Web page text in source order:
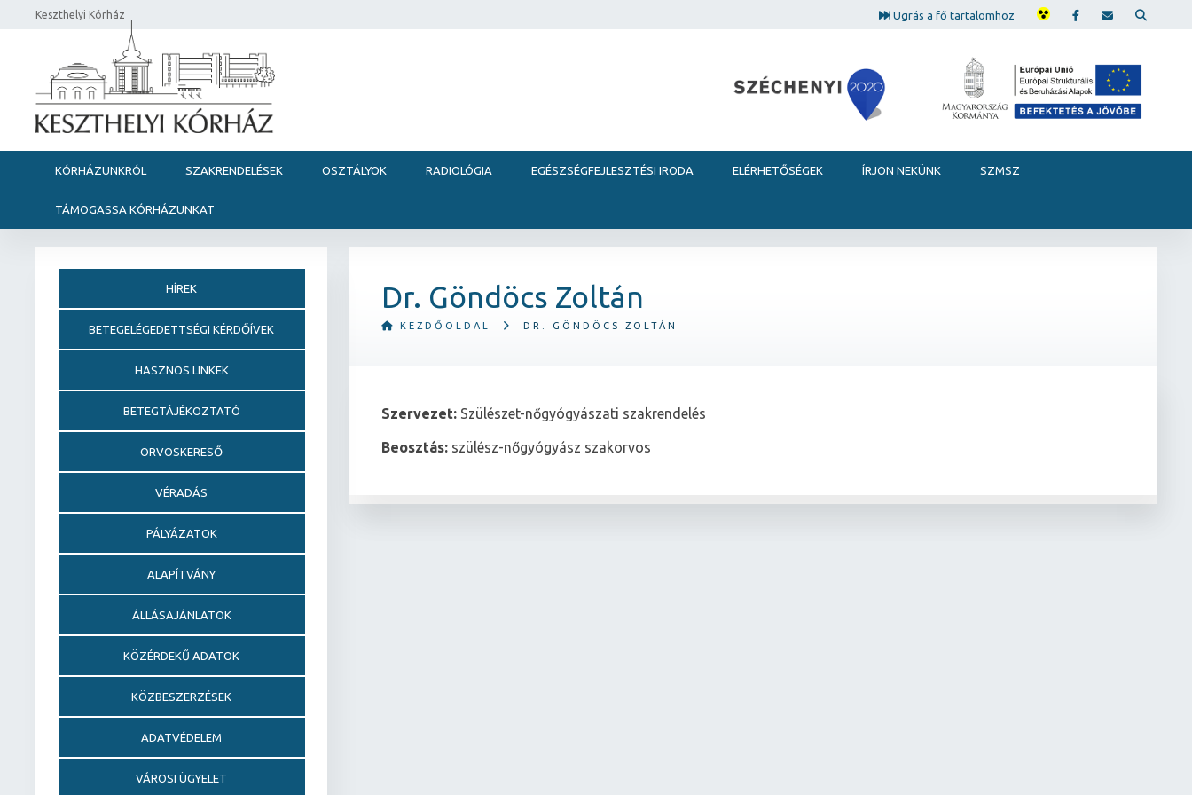
Keszthelyi Kórház Ugrás a fő tartalomhoz
KÓRHÁZUNKRÓL SZAKRENDELÉSEK OSZTÁLYOK RADIOLÓGIA EGÉSZSÉGFEJLESZTÉSI IRODA ELÉRHETŐSÉGEK ÍRJON NEKÜNK SZMSZ
TÁMOGASSA KÓRHÁZUNKAT
Dr. Göndöcs Zoltán
KEZDŐOLDAL DR. GÖNDÖCS ZOLTÁN
Szervezet: Szülészet-nőgyógyászati szakrendelés
Beosztás: szülész-nőgyógyász szakorvos
HÍREK
BETEGELÉGEDETTSÉGI KÉRDŐÍVEK
HASZNOS LINKEK
BETEGTÁJÉKOZTATÓ
ORVOSKERESŐ
VÉRADÁS
PÁLYÁZATOK
ALAPÍTVÁNY
ÁLLÁSAJÁNLATOK
KÖZÉRDEKŰ ADATOK
KÖZBESZERZÉSEK
ADATVÉDELEM
VÁROSI ÜGYELET